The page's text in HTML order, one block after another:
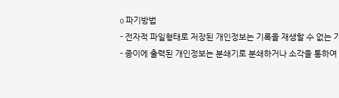
ο 파기방법
- 전자적 파일형태로 저장된 개인정보는 기록을 재생할 수 없는
- 종이에 출력된 개인정보는 분쇄기로 분쇄하거나 소각을 통하여